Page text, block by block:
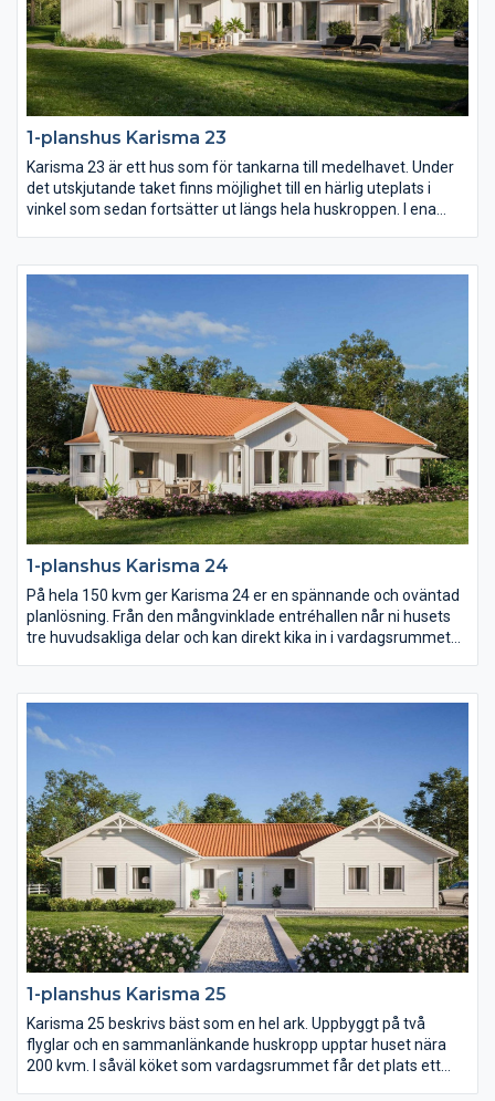
1-planshus Karisma 23
Karisma 23 är ett hus som för tankarna till medelhavet. Under
det utskjutande taket finns möjlighet till en härlig uteplats i
vinkel som sedan fortsätter ut längs hela huskroppen. I ena
ryggåstak över vardagsrum, matplats och kök.
1-planshus Karisma 24
På hela 150 kvm ger Karisma 24 er en spännande och oväntad
planlösning. Från den mångvinklade entréhallen når ni husets
tre huvudsakliga delar och kan direkt kika in i vardagsrummet
barn- och ungdomsdel med eget allrum samt en vuxendel med
stort badrum och arbetsrum. Karisma 24 har helt enkelt extra
allt.
1-planshus Karisma 25
Karisma 25 beskrivs bäst som en hel ark. Uppbyggt på två
flyglar och en sammanlänkande huskropp upptar huset nära
200 kvm. I såväl köket som vardagsrummet får det plats ett